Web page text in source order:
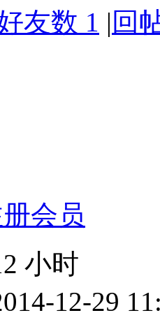
友数 1 | 回
会员
小时
12-29